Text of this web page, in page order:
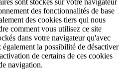
sont stockés sur votre navigateur
des fonctionnalités de base
des cookies tiers qui nous
comment vous utilisez ce site
dans votre navigateur qu'avec
la possibilité de désactiver
de certains de ces cookies
navigation.